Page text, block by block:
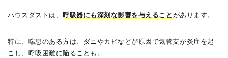
ハウスダストは、呼吸器にも深刻な影響を与えること があります。
特に、喘息のある方は、ダニやカビなどが原因で気管支が炎症を起
こし、呼吸困難に陥ることも。